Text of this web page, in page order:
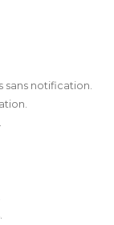
notification.